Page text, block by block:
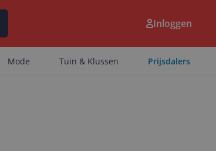
Inloggen
Mode Tuin & Klussen Prijsdalers